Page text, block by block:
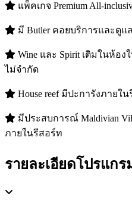
แพ็คเกจ Premium All-
มี Butler คอยบริการและดูแ
Wine และ Spirit เติมในห้อ
ไม่จำกัด
House reef มีปะการังภายใ
มีประสบการณ์ Maldivian
ภายในรีสอร์ท
รายละเอียดโปรแกร